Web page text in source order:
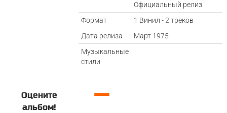
Официальный релиз
Формат
1 Винил - 2 треков
Дата релиза
Март 1975
Музыкальные
стили
Оцените
альбом!
—